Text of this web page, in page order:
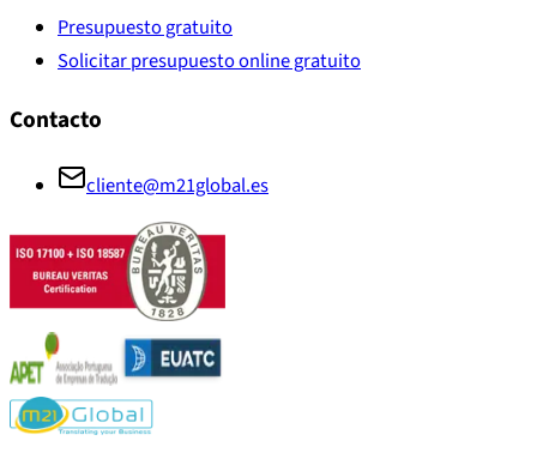
Presupuesto gratuito
Solicitar presupuesto online gratuito
Contacto
cliente@m21global.es